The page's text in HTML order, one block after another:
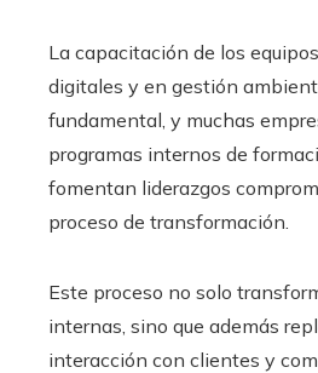
La capacitación de los
digitales y en gestión
fundamental, y muchas
programas internos de
fomentan liderazgos
proceso de transformación.
Este proceso no solo
internas, sino que además
interacción con clientes y